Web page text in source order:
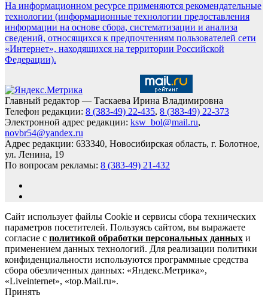
На информационном ресурсе применяются рекомендательные
технологии (информационные технологии предоставления
информации на основе сбора, систематизации и анализа
сведений, относящихся к предпочтениям пользователей сети
«Интернет», находящихся на территории Российской
Федерации).
Главный редактор — Таскаева Ирина Владимировна
Телефон редакции: 8 (383-49) 22-435, 8 (383-49) 22-373
Электронной адрес редакции: ksw_bol@mail.ru,
novbr54@yandex.ru
Адрес редакции: 633340, Новосибирская область, г. Болотное,
ул. Ленина, 19
По вопросам рекламы: 8 (383-49) 21-432
Сайт использует файлы Cookie и сервисы сбора технических
параметров посетителей. Пользуясь сайтом, вы выражаете
согласие с политикой обработки персональных данных и
применением данных технологий. Для реализации политики
конфиденциальности используются программные средства
сбора обезличенных данных: «Яндекс.Метрика»,
«Liveinternet», «top.Mail.ru».
Принять